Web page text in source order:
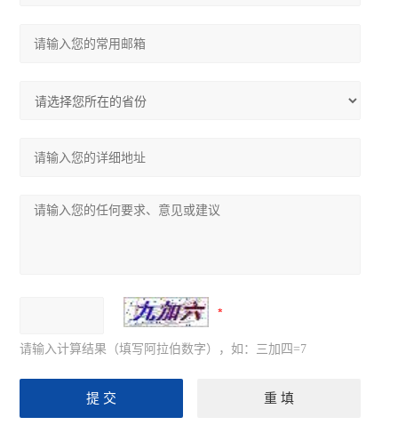
请输入计算结果（填写阿拉伯数字），如：三加四=7